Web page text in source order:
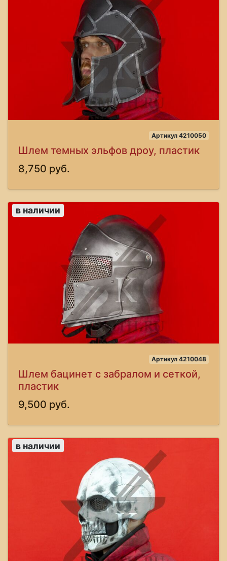
Артикул 4210050
Шлем темных эльфов дроу, пластик
8,750 руб.
в наличии
Артикул 4210048
Шлем бацинет с забралом и сеткой,
пластик
9,500 руб.
в наличии